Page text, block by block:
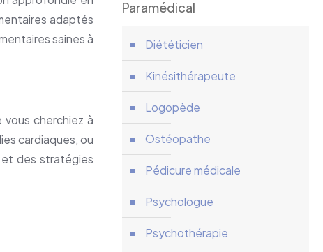
adaptés
saines à
cherchiez à
cardiaques, ou
et des stratégies
Paramédical
Diététicien
Kinésithérapeute
Logopède
Ostéopathe
Pédicure médicale
Psychologue
Psychothérapie